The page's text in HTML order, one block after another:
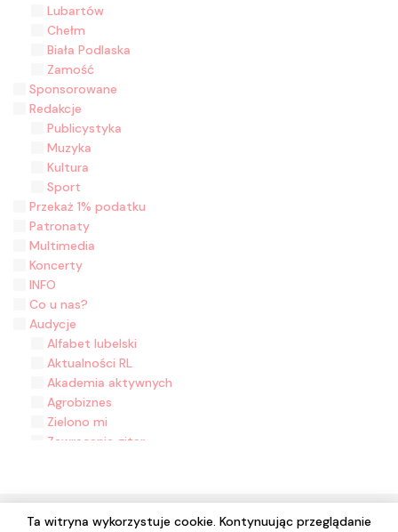
Lubartów
Chełm
Biała Podlaska
Zamość
Sponsorowane
Redakcje
Publicystyka
Muzyka
Kultura
Sport
Przekaż 1% podatku
Patronaty
Multimedia
Koncerty
INFO
Co u nas?
Audycje
Alfabet lubelski
Aktualności RL
Akademia aktywnych
Agrobiznes
Zielono mi
Zawracanie gitar
Z folklorem na ty
Wyjęte z kontekstu
Ta witryna wykorzystuje cookie. Kontynuując przeglądanie